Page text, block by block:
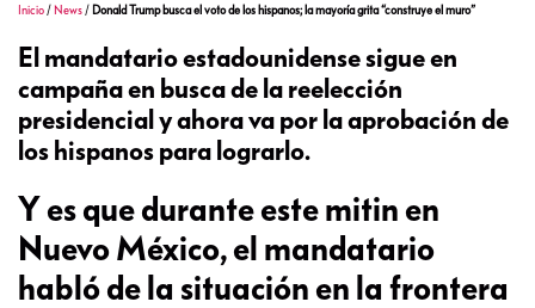
Inicio / News / Donald Trump busca el voto de los hispanos; la mayoría grita “construye el muro”
El mandatario estadounidense sigue en
campaña en busca de la reelección
presidencial y ahora va por la aprobación de
los hispanos para lograrlo.
Y es que durante este mitin en
Nuevo México, el mandatario
habló de la situación en la frontera